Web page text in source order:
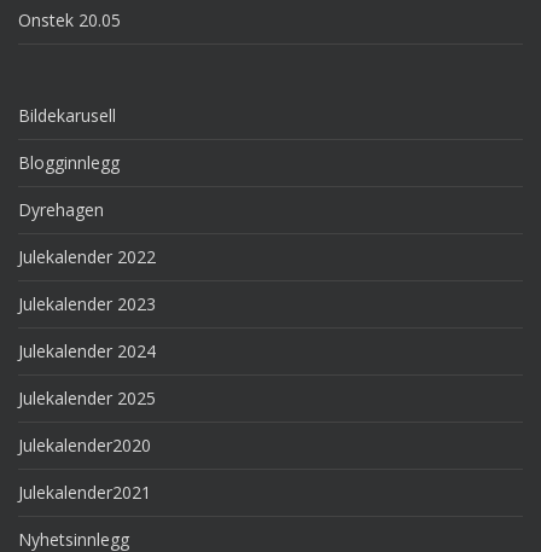
Onstek 20.05
Bildekarusell
Blogginnlegg
Dyrehagen
Julekalender 2022
Julekalender 2023
Julekalender 2024
Julekalender 2025
Julekalender2020
Julekalender2021
Nyhetsinnlegg